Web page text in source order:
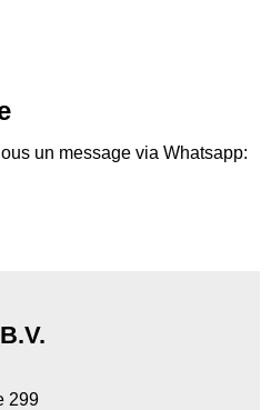
un message via Whatsapp:
299